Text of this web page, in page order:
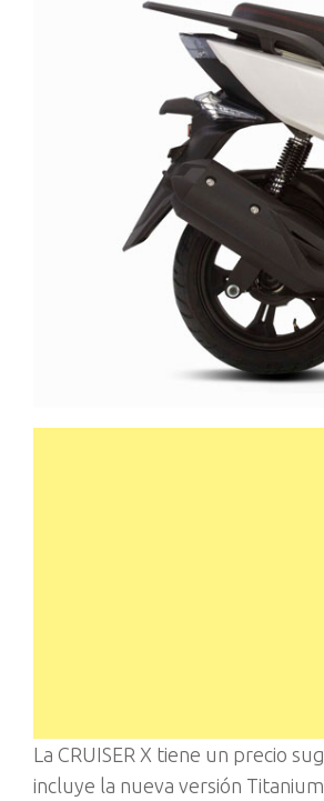
La CRUISER X tiene un precio
incluye la nueva versión